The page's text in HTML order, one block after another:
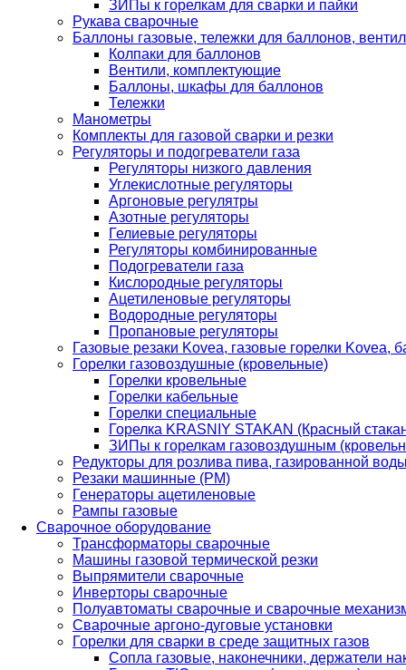
ЗИПы к горелкам для сварки и пайки
Рукава сварочные
Баллоны газовые, тележки для баллонов,
Колпаки для баллонов
Вентили, комплектующие
Баллоны, шкафы для баллонов
Тележки
Манометры
Комплекты для газовой сварки и резки
Регуляторы и подогреватели газа
Регуляторы низкого давления
Углекислотные регуляторы
Аргоновые регулятры
Азотные регуляторы
Гелиевые регуляторы
Регуляторы комбинированные
Подогреватели газа
Кислородные регуляторы
Ацетиленовые регуляторы
Водородные регуляторы
Пропановые регуляторы
Газовые резаки Kovea, газовые горелки Kovea,
Горелки газовоздушные (кровельные)
Горелки кровельные
Горелки кабельные
Горелки специальные
Горелка KRASNIY STAKAN (Красный
ЗИПы к горелкам газовоздушным
Редукторы для розлива пива, газированной
Резаки машинные (РМ)
Генераторы ацетиленовые
Рампы газовые
Сварочное оборудование
Трансформаторы сварочные
Машины газовой термической резки
Выпрямители сварочные
Инверторы сварочные
Полуавтоматы сварочные и сварочные
Сварочные аргоно-дуговые установки
Горелки для сварки в среде защитных газов
Сопла газовые, наконечники, держатели